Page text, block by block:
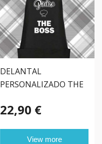
DELANTAL
PERSONALIZADO THE
22,90 €
View more